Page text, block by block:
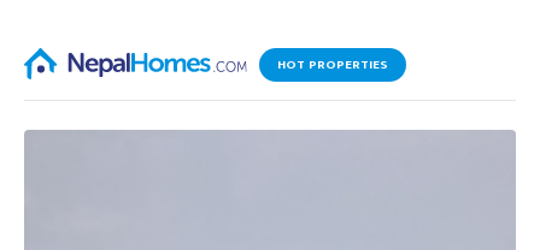
HOT PROPERTIES